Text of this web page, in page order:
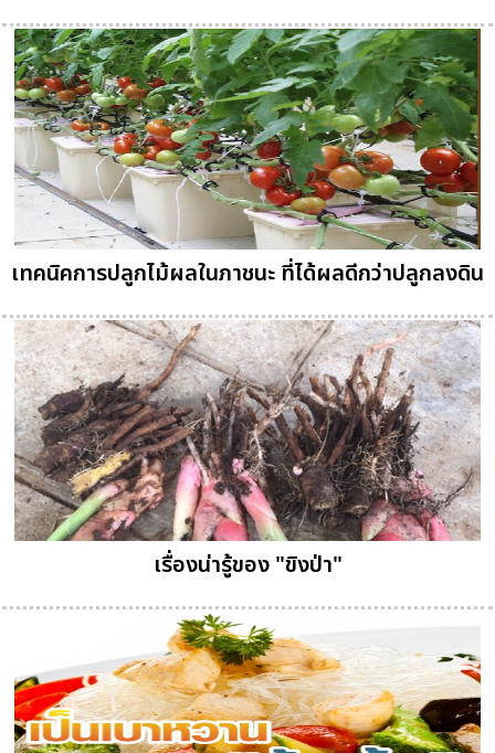
เทคนิคการปลูกไม้ผลในภาชนะ ที่ได้ผลดีกว่าปลูกลงดิน
เรื่องน่ารู้ของ "ขิงป่า"